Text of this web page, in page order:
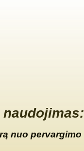
nuo pervargimo